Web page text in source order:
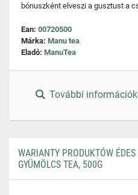
bónuszként elveszi a gusztust a
Ean: 00720500
Márka: Manu tea
Eladó: ManuTea
További
WARIANTY PRODUKTÓW
GYÜMÖLCS TEA, 500G